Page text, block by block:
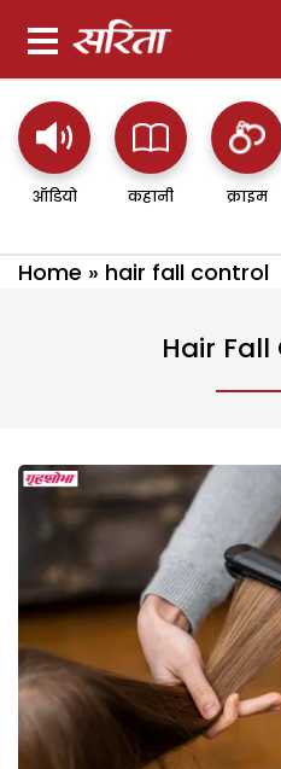
ऑडियो कहानी क्राइम
Home » hair fall control
Hair